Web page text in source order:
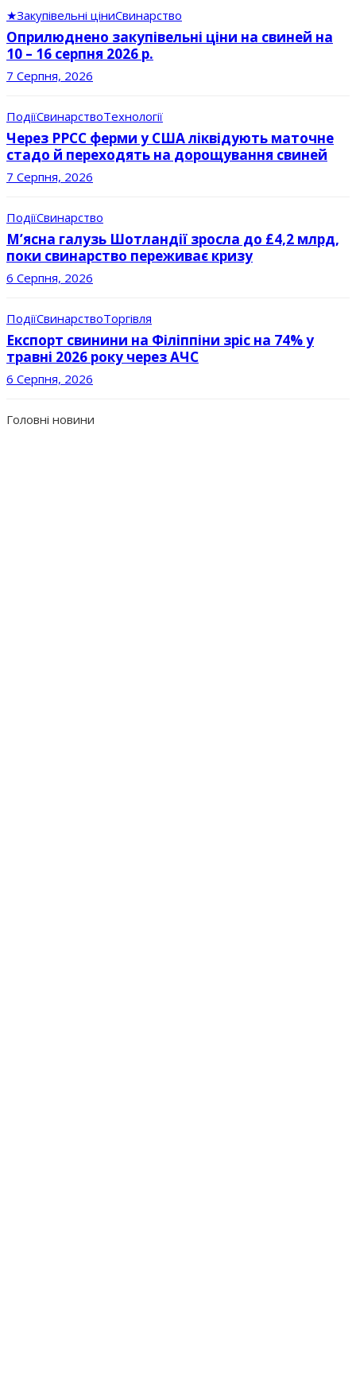
★Закупівельні ціниСвинарство
Оприлюднено закупівельні ціни на свиней на
10 – 16 серпня 2026 р.
7 Серпня, 2026
ПодіїСвинарствоТехнології
Через РРСС ферми у США ліквідують маточне
стадо й переходять на дорощування свиней
7 Серпня, 2026
ПодіїСвинарство
М’ясна галузь Шотландії зросла до £4,2 млрд,
поки свинарство переживає кризу
6 Серпня, 2026
ПодіїСвинарствоТоргівля
Експорт свинини на Філіппіни зріс на 74% у
травні 2026 року через АЧС
6 Серпня, 2026
Головні новини